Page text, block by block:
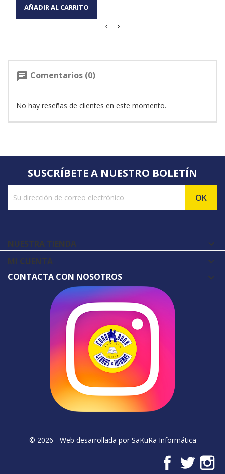
AÑADIR AL CARRITO
chat Comentarios (0)
No hay reseñas de clientes en este momento.
SUSCRÍBETE A NUESTRO BOLETÍN
NUESTRA TIENDA 
MI CUENTA 
CONTACTA CON NOSOTROS
© 2026 - Web desarrollada por SaKuRa Informática